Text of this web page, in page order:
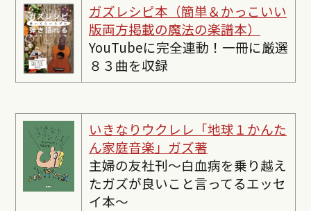
ガズレシピ本（簡単＆かっこいい
版両方掲載の魔法の楽譜本）
YouTubeに完全連動！一冊に厳選
８３曲を収録
いきなりウクレレ「地球１かんた
ん家庭音楽」ガズ著
主婦の友社刊〜白血病を乗り越え
たガズが良いこと言ってるエッセ
イ本〜